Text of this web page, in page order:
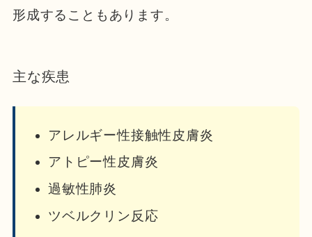
形成することもあります。
主な疾患
アレルギー性接触性皮膚炎
アトピー性皮膚炎
過敏性肺炎
ツベルクリン反応